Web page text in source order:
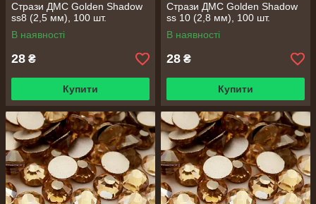
Стрази ДМС Golden Shadow
ss8 (2,5 мм), 100 шт.
В наявності
28 ₴
Купити
Стрази ДМС Golden Shadow
ss 10 (2,8 мм), 100 шт.
В наявності
28 ₴
Купити